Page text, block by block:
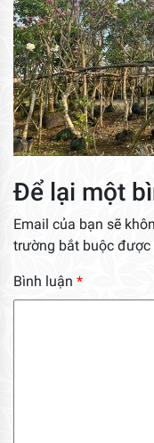
Để lại một
Email của bạn sẽ
trường bắt buộc được
Bình luận *